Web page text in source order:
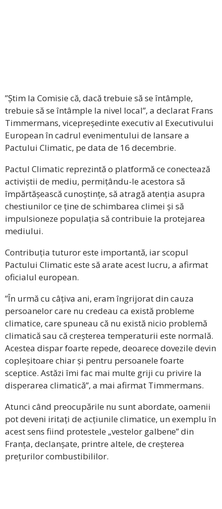
”Știm la Comisie că, dacă trebuie să se întâmple,
trebuie să se întâmple la nivel local”, a declarat Frans
Timmermans, vicepreședinte executiv al Executivului
European în cadrul evenimentului de lansare a
Pactului Climatic, pe data de 16 decembrie.
Pactul Climatic reprezintă o platformă ce conectează
activiștii de mediu, permițându-le acestora să
împărtășească cunoștințe, să atragă atenția asupra
chestiunilor ce ține de schimbarea climei și să
impulsioneze populația să contribuie la protejarea
mediului.
Contribuția tuturor este importantă, iar scopul
Pactului Climatic este să arate acest lucru, a afirmat
oficialul european.
”În urmă cu câțiva ani, eram îngrijorat din cauza
persoanelor care nu credeau ca există probleme
climatice, care spuneau că nu există nicio problemă
climatică sau că creșterea temperaturii este normală.
Acestea dispar foarte repede, deoarece dovezile devin
copleșitoare chiar și pentru persoanele foarte
sceptice. Astăzi îmi fac mai multe griji cu privire la
disperarea climatică”, a mai afirmat Timmermans.
Atunci când preocupările nu sunt abordate, oamenii
pot deveni iritați de acțiunile climatice, un exemplu în
acest sens fiind protestele „vestelor galbene” din
Franța, declanșate, printre altele, de creșterea
prețurilor combustibililor.